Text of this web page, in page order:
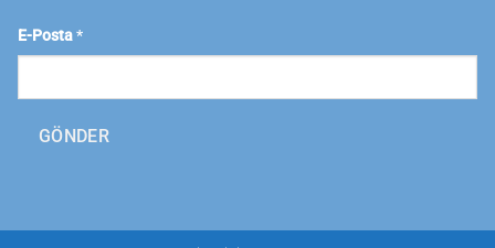
E-Posta*
GÖNDER